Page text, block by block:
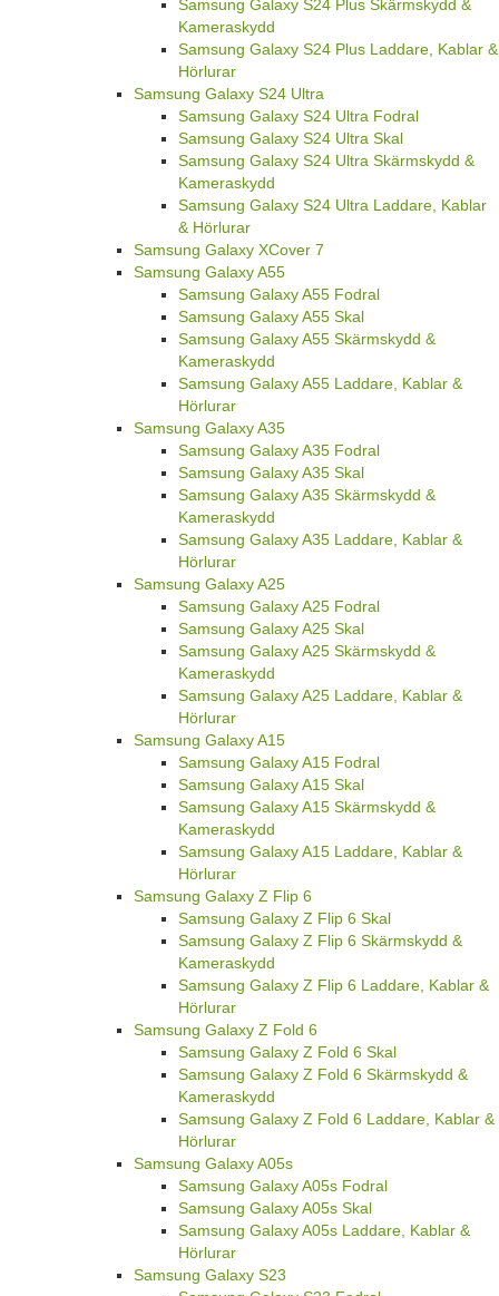
Samsung Galaxy S24 Plus Skärmskydd &
Kameraskydd
Samsung Galaxy S24 Plus Laddare, Kablar &
Hörlurar
Samsung Galaxy S24 Ultra
Samsung Galaxy S24 Ultra Fodral
Samsung Galaxy S24 Ultra Skal
Samsung Galaxy S24 Ultra Skärmskydd &
Kameraskydd
Samsung Galaxy S24 Ultra Laddare, Kablar
& Hörlurar
Samsung Galaxy XCover 7
Samsung Galaxy A55
Samsung Galaxy A55 Fodral
Samsung Galaxy A55 Skal
Samsung Galaxy A55 Skärmskydd &
Kameraskydd
Samsung Galaxy A55 Laddare, Kablar &
Hörlurar
Samsung Galaxy A35
Samsung Galaxy A35 Fodral
Samsung Galaxy A35 Skal
Samsung Galaxy A35 Skärmskydd &
Kameraskydd
Samsung Galaxy A35 Laddare, Kablar &
Hörlurar
Samsung Galaxy A25
Samsung Galaxy A25 Fodral
Samsung Galaxy A25 Skal
Samsung Galaxy A25 Skärmskydd &
Kameraskydd
Samsung Galaxy A25 Laddare, Kablar &
Hörlurar
Samsung Galaxy A15
Samsung Galaxy A15 Fodral
Samsung Galaxy A15 Skal
Samsung Galaxy A15 Skärmskydd &
Kameraskydd
Samsung Galaxy A15 Laddare, Kablar &
Hörlurar
Samsung Galaxy Z Flip 6
Samsung Galaxy Z Flip 6 Skal
Samsung Galaxy Z Flip 6 Skärmskydd &
Kameraskydd
Samsung Galaxy Z Flip 6 Laddare, Kablar &
Hörlurar
Samsung Galaxy Z Fold 6
Samsung Galaxy Z Fold 6 Skal
Samsung Galaxy Z Fold 6 Skärmskydd &
Kameraskydd
Samsung Galaxy Z Fold 6 Laddare, Kablar &
Hörlurar
Samsung Galaxy A05s
Samsung Galaxy A05s Fodral
Samsung Galaxy A05s Skal
Samsung Galaxy A05s Laddare, Kablar &
Hörlurar
Samsung Galaxy S23